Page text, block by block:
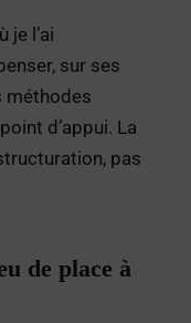
je l’ai
sur ses
méthodes
d’appui. La
pas
de place à